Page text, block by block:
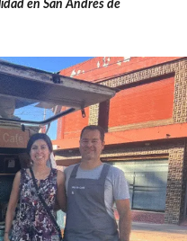
en San Andrés de